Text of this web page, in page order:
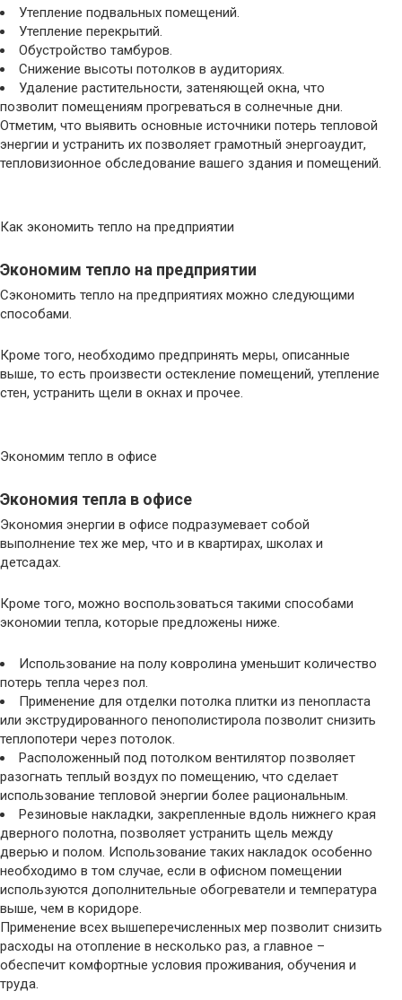
Утепление подвальных помещений.
Утепление перекрытий.
Обустройство тамбуров.
Снижение высоты потолков в аудиториях.
Удаление растительности, затеняющей окна, что
позволит помещениям прогреваться в солнечные дни.
Отметим, что выявить основные источники потерь тепловой
энергии и устранить их позволяет грамотный энергоаудит,
тепловизионное обследование вашего здания и помещений.
Как экономить тепло на предприятии
Экономим тепло на предприятии
Сэкономить тепло на предприятиях можно следующими
способами.
Кроме того, необходимо предпринять меры, описанные
выше, то есть произвести остекление помещений, утепление
стен, устранить щели в окнах и прочее.
Экономим тепло в офисе
Экономия тепла в офисе
Экономия энергии в офисе подразумевает собой
выполнение тех же мер, что и в квартирах, школах и
детсадах.
Кроме того, можно воспользоваться такими способами
экономии тепла, которые предложены ниже.
Использование на полу ковролина уменьшит количество
потерь тепла через пол.
Применение для отделки потолка плитки из пенопласта
или экструдированного пенополистирола позволит снизить
теплопотери через потолок.
Расположенный под потолком вентилятор позволяет
разогнать теплый воздух по помещению, что сделает
использование тепловой энергии более рациональным.
Резиновые накладки, закрепленные вдоль нижнего края
дверного полотна, позволяет устранить щель между
дверью и полом. Использование таких накладок особенно
необходимо в том случае, если в офисном помещении
используются дополнительные обогреватели и температура
выше, чем в коридоре.
Применение всех вышеперечисленных мер позволит снизить
расходы на отопление в несколько раз, а главное –
обеспечит комфортные условия проживания, обучения и
труда.